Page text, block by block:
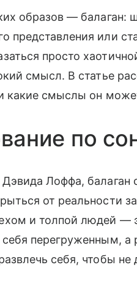
образов — балаган:
представления или
просто
смысл. В статье
какие смыслы он
по
Лоффа, балаган
от реальности
и толпой людей —
себя перегруженным,
себя, чтобы